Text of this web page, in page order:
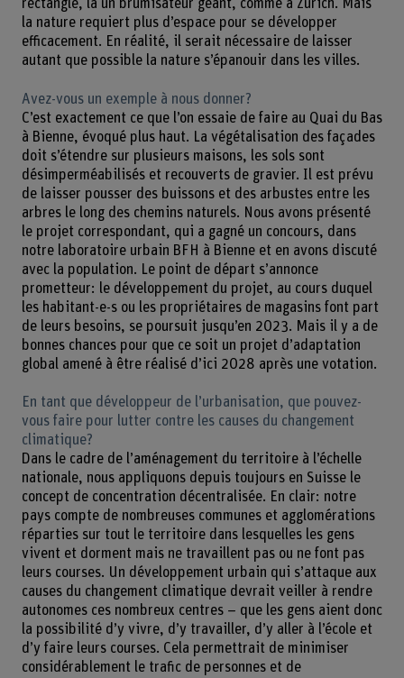
rectangle, là un brumisateur géant, comme à Zurich. Mais
la nature requiert plus d’espace pour se développer
efficacement. En réalité, il serait nécessaire de laisser
autant que possible la nature s’épanouir dans les villes.
Avez-vous un exemple à nous donner?
C’est exactement ce que l’on essaie de faire au Quai du Bas
à Bienne, évoqué plus haut. La végétalisation des façades
doit s’étendre sur plusieurs maisons, les sols sont
désimperméabilisés et recouverts de gravier. Il est prévu
de laisser pousser des buissons et des arbustes entre les
arbres le long des chemins naturels. Nous avons présenté
le projet correspondant, qui a gagné un concours, dans
notre laboratoire urbain BFH à Bienne et en avons discuté
avec la population. Le point de départ s’annonce
prometteur: le développement du projet, au cours duquel
les habitant-e-s ou les propriétaires de magasins font part
de leurs besoins, se poursuit jusqu’en 2023. Mais il y a de
bonnes chances pour que ce soit un projet d’adaptation
global amené à être réalisé d’ici 2028 après une votation.
En tant que développeur de l’urbanisation, que pouvez-
vous faire pour lutter contre les causes du changement
climatique?
Dans le cadre de l’aménagement du territoire à l’échelle
nationale, nous appliquons depuis toujours en Suisse le
concept de concentration décentralisée. En clair: notre
pays compte de nombreuses communes et agglomérations
réparties sur tout le territoire dans lesquelles les gens
vivent et dorment mais ne travaillent pas ou ne font pas
leurs courses. Un développement urbain qui s’attaque aux
causes du changement climatique devrait veiller à rendre
autonomes ces nombreux centres – que les gens aient donc
la possibilité d’y vivre, d’y travailler, d’y aller à l’école et
d’y faire leurs courses. Cela permettrait de minimiser
considérablement le trafic de personnes et de